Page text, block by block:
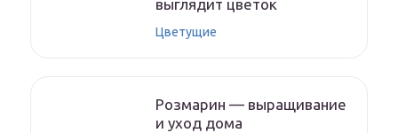
выглядит цветок
Цветущие
Розмарин — выращивание
и уход дома